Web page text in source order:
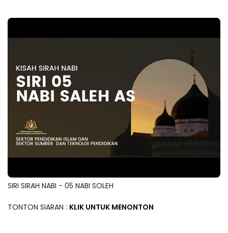
SIRI SIRAH NABI - 05 NABI SOLEH
TONTON SIARAN : KLIK UNTUK MENONTON